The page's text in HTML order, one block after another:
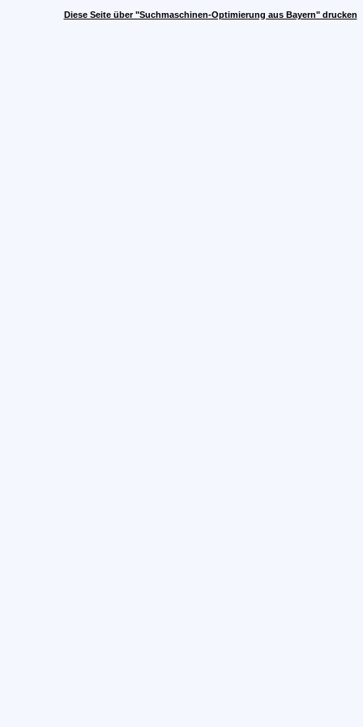
Diese Seite über "Suchmaschinen-Optimierung aus Bayern" drucken